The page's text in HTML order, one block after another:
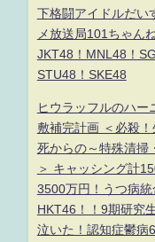
下格闘アイドルだ
メ放送局101ちゃん
JKT48！MNL48！
STU48！SKE48
ヒウラッフルのハー
敷補完計画 ＜必殺
死からの～特殊清掃
＞ キャッシング計
3500万円！うつ病
HKT46！！9期研究
泣いた！認知症鬱病